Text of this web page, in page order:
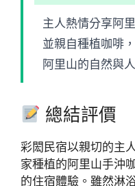
主人熱情分享阿
並親自種植咖啡
阿里山的自然與
總結評價
彩閎民宿以親切的主
家種植的阿里山手沖
的住宿體驗。雖然淋